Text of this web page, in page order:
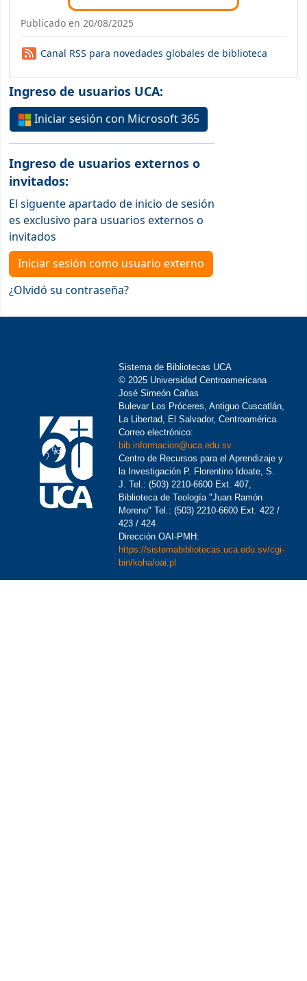
Publicado en 20/08/2025
Canal RSS para novedades globales de biblioteca
Inicio de sesión
Ingreso de usuarios UCA:
Iniciar sesión con Microsoft 365
Ingreso de usuarios externos o
invitados:
El siguente apartado de inicio de sesión
es exclusivo para usuarios externos o
invitados
Iniciar sesión como usuario externo
¿Olvidó su contraseña?
Sistema de Bibliotecas UCA
© 2025 Universidad Centroamericana
José Simeón Cañas
Bulevar Los Próceres, Antiguo Cuscatlán,
La Libertad, El Salvador, Centroamérica.
Correo electrónico:
bib.informacion@uca.edu.sv
Centro de Recursos para el Aprendizaje y
la Investigación P. Florentino Idoate, S.
J. Tel.: (503) 2210-6600 Ext. 407,
Biblioteca de Teología "Juan Ramón
Moreno" Tel.: (503) 2210-6600 Ext. 422 /
423 / 424
Dirección OAI-PMH:
https://sistemabibliotecas.uca.edu.sv/cgi-
bin/koha/oai.pl